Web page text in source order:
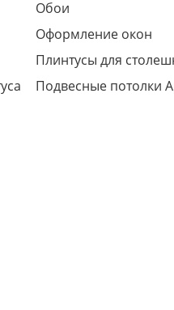
Обои
Оформление окон
Плинтусы для
Подвесные потолки